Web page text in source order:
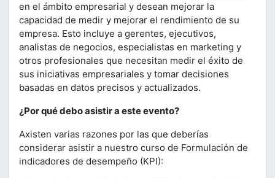
en el ámbito empresarial y desean mejorar la
capacidad de medir y mejorar el rendimiento de su
empresa. Esto incluye a gerentes, ejecutivos,
analistas de negocios, especialistas en marketing y
otros profesionales que necesitan medir el éxito de
sus iniciativas empresariales y tomar decisiones
basadas en datos precisos y actualizados.
¿Por qué debo asistir a este evento?
Axisten varias razones por las que deberías
considerar asistir a nuestro curso de Formulación de
indicadores de desempeño (KPI):